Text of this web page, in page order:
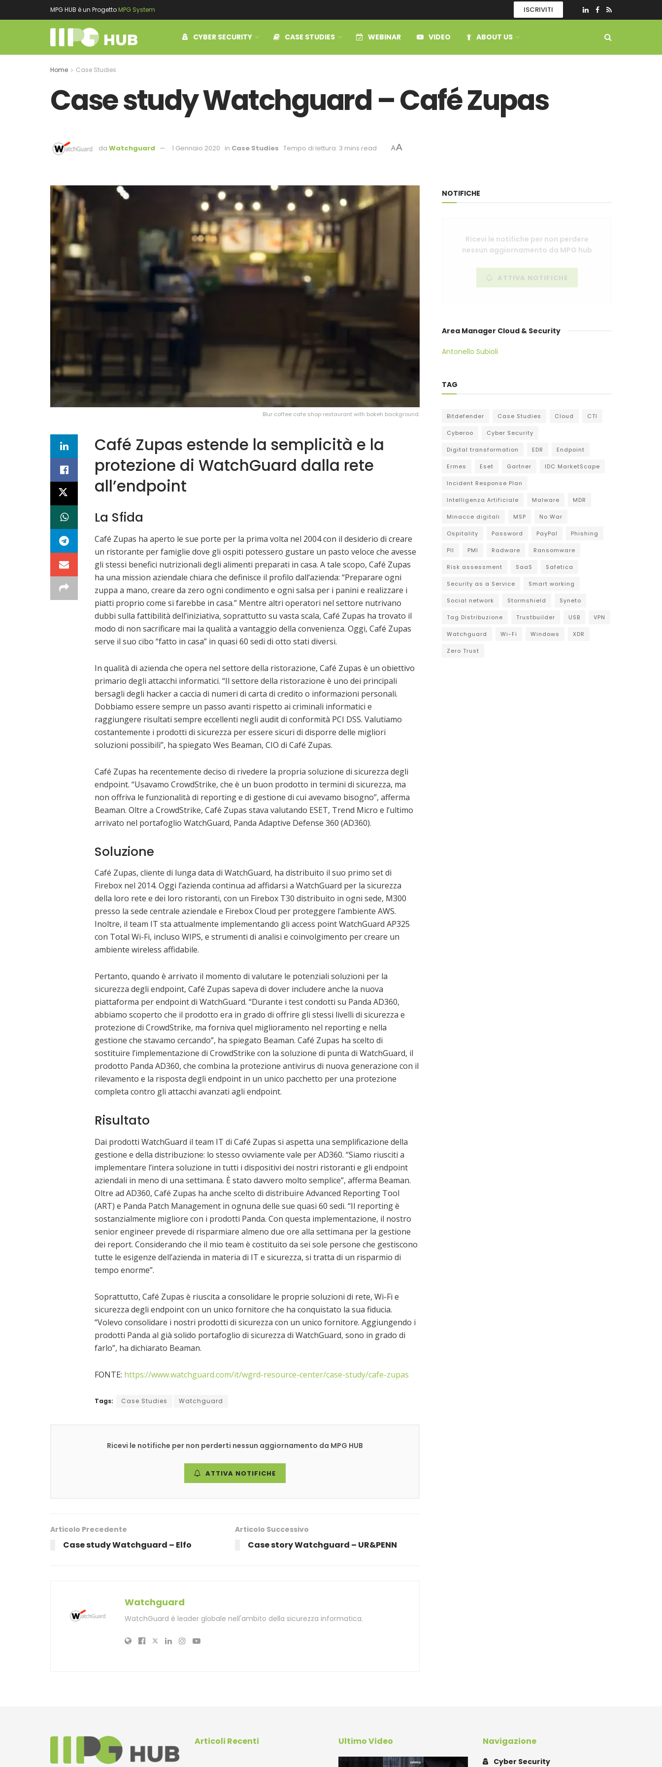
MPG HUB è un Progetto MPG System ISCRIVITI
CYBER SECURITY CASE STUDIES WEBINAR VIDEO ABOUT US
Home Case Studies
Case study Watchguard – Café Zupas
da Watchguard 1 Gennaio 2020 in Case Studies Tempo di lettura: 3 mins read AA
Blur coffee cafe shop restaurant with bokeh background.
Café Zupas estende la semplicità e la
protezione di WatchGuard dalla rete
all’endpoint
La Sfida
Café Zupas ha aperto le sue porte per la prima volta nel 2004 con il desiderio di creare
un ristorante per famiglie dove gli ospiti potessero gustare un pasto veloce che avesse
gli stessi benefici nutrizionali degli alimenti preparati in casa. A tale scopo, Café Zupas
ha una mission aziendale chiara che definisce il profilo dall’azienda: “Preparare ogni
zuppa a mano, creare da zero ogni condimento e ogni salsa per i panini e realizzare i
piatti proprio come si farebbe in casa.” Mentre altri operatori nel settore nutrivano
dubbi sulla fattibilità dell’iniziativa, soprattutto su vasta scala, Café Zupas ha trovato il
modo di non sacrificare mai la qualità a vantaggio della convenienza. Oggi, Café Zupas
serve il suo cibo “fatto in casa” in quasi 60 sedi di otto stati diversi.
In qualità di azienda che opera nel settore della ristorazione, Café Zupas è un obiettivo
primario degli attacchi informatici. “Il settore della ristorazione è uno dei principali
bersagli degli hacker a caccia di numeri di carta di credito o informazioni personali.
Dobbiamo essere sempre un passo avanti rispetto ai criminali informatici e
raggiungere risultati sempre eccellenti negli audit di conformità PCI DSS. Valutiamo
costantemente i prodotti di sicurezza per essere sicuri di disporre delle migliori
soluzioni possibili”, ha spiegato Wes Beaman, CIO di Café Zupas.
Café Zupas ha recentemente deciso di rivedere la propria soluzione di sicurezza degli
endpoint. “Usavamo CrowdStrike, che è un buon prodotto in termini di sicurezza, ma
non offriva le funzionalità di reporting e di gestione di cui avevamo bisogno”, afferma
Beaman. Oltre a CrowdStrike, Café Zupas stava valutando ESET, Trend Micro e l’ultimo
arrivato nel portafoglio WatchGuard, Panda Adaptive Defense 360 (AD360).
Soluzione
Café Zupas, cliente di lunga data di WatchGuard, ha distribuito il suo primo set di
Firebox nel 2014. Oggi l’azienda continua ad affidarsi a WatchGuard per la sicurezza
della loro rete e dei loro ristoranti, con un Firebox T30 distribuito in ogni sede, M300
presso la sede centrale aziendale e Firebox Cloud per proteggere l’ambiente AWS.
Inoltre, il team IT sta attualmente implementando gli access point WatchGuard AP325
con Total Wi-Fi, incluso WIPS, e strumenti di analisi e coinvolgimento per creare un
ambiente wireless affidabile.
Pertanto, quando è arrivato il momento di valutare le potenziali soluzioni per la
sicurezza degli endpoint, Café Zupas sapeva di dover includere anche la nuova
piattaforma per endpoint di WatchGuard. “Durante i test condotti su Panda AD360,
abbiamo scoperto che il prodotto era in grado di offrire gli stessi livelli di sicurezza e
protezione di CrowdStrike, ma forniva quel miglioramento nel reporting e nella
gestione che stavamo cercando”, ha spiegato Beaman. Café Zupas ha scelto di
sostituire l’implementazione di CrowdStrike con la soluzione di punta di WatchGuard, il
prodotto Panda AD360, che combina la protezione antivirus di nuova generazione con il
rilevamento e la risposta degli endpoint in un unico pacchetto per una protezione
completa contro gli attacchi avanzati agli endpoint.
Risultato
Dai prodotti WatchGuard il team IT di Café Zupas si aspetta una semplificazione della
gestione e della distribuzione: lo stesso ovviamente vale per AD360. “Siamo riusciti a
implementare l’intera soluzione in tutti i dispositivi dei nostri ristoranti e gli endpoint
aziendali in meno di una settimana. È stato davvero molto semplice”, afferma Beaman.
Oltre ad AD360, Café Zupas ha anche scelto di distribuire Advanced Reporting Tool
(ART) e Panda Patch Management in ognuna delle sue quasi 60 sedi. “Il reporting è
sostanzialmente migliore con i prodotti Panda. Con questa implementazione, il nostro
senior engineer prevede di risparmiare almeno due ore alla settimana per la gestione
dei report. Considerando che il mio team è costituito da sei sole persone che gestiscono
tutte le esigenze dell’azienda in materia di IT e sicurezza, si tratta di un risparmio di
tempo enorme”.
Soprattutto, Café Zupas è riuscita a consolidare le proprie soluzioni di rete, Wi-Fi e
sicurezza degli endpoint con un unico fornitore che ha conquistato la sua fiducia.
“Volevo consolidare i nostri prodotti di sicurezza con un unico fornitore. Aggiungendo i
prodotti Panda al già solido portafoglio di sicurezza di WatchGuard, sono in grado di
farlo”, ha dichiarato Beaman.
FONTE: https://www.watchguard.com/it/wgrd-resource-center/case-study/cafe-zupas
Tags: Case Studies Watchguard
Ricevi le notifiche per non perderti nessun aggiornamento da MPG HUB
ATTIVA NOTIFICHE
Articolo Precedente
Case study Watchguard – Elfo
Articolo Successivo
Case story Watchguard – UR&PENN
Watchguard
WatchGuard è leader globale nell'ambito della sicurezza informatica.
NOTIFICHE
Ricevi le notifiche per non perdere
nessun aggiornamento da MPG hub
ATTIVA NOTIFICHE
Area Manager Cloud & Security
Antonello Subioli
TAG
Bitdefender Case Studies Cloud CTI
Cyberoo Cyber Security
Digital transformation EDR Endpoint
Ermes Eset Gartner IDC MarketScape
Incident Response Plan
Intelligenza Artificiale Malware MDR
Minacce digitali MSP No War
Ospitality Password PayPal Phishing
PII PMI Radware Ransomware
Risk assessment SaaS Safetica
Security as a Service Smart working
Social network Stormshield Syneto
Tag Distribuzione Trustbuilder USB VPN
Watchguard Wi-Fi Windows XDR
Zero Trust
Articoli Recenti Ultimo Video Navigazione
Cyber Security